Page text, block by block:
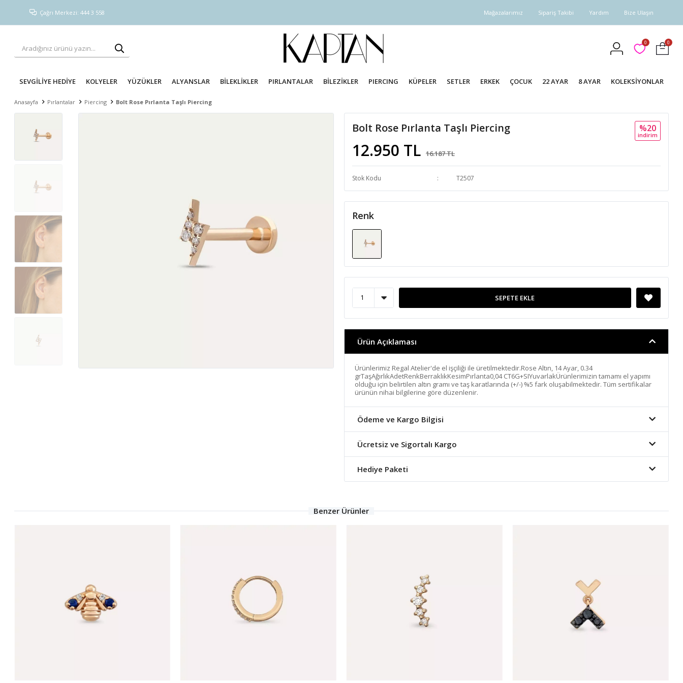
Çağrı Merkezi: 444 3 558 Mağazalarımız Sipariş Takibi Yardım Bize Ulaşın
0 0
SEVGİLİYE HEDİYE KOLYELER YÜZÜKLER ALYANSLAR BİLEKLİKLER PIRLANTALAR BİLEZİKLER PIERCING KÜPELER SETLER ERKEK ÇOCUK 22 AYAR 8 AYAR KOLEKSİYONLAR
Anasayfa Pırlantalar Piercing Bolt Rose Pırlanta Taşlı Piercing
Bolt Rose Pırlanta Taşlı Piercing
12.950 TL 16.187 TL
%20
i̇ndi̇ri̇m
Stok Kodu T2507
Renk
SEPETE EKLE
Ürün Açıklaması
Ürünlerimiz Regal Atelier'de el işçiliği ile üretilmektedir.Rose Altın, 14 Ayar, 0.34
grTaşAğırlıkAdetRenkBerraklıkKesimPırlanta0,04 CT6G+SIYuvarlakÜrünlerimizin tamamı el yapımı
olduğu için belirtilen altın gramı ve taş karatlarında (+/-) %5 fark oluşabilmektedir. Tüm sertifikalar
ürünün nihai bilgilerine göre düzenlenir.
Ödeme ve Kargo Bilgisi
Ücretsiz ve Sigortalı Kargo
Hediye Paketi
Benzer Ürünler